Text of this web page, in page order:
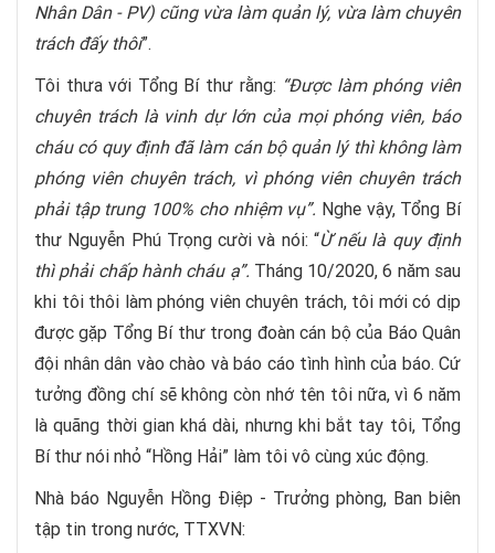
Nhân Dân - PV) cũng vừa làm quản lý, vừa làm chuyên
trách đấy thôi”.
Tôi thưa với Tổng Bí thư rằng: “Được làm phóng viên
chuyên trách là vinh dự lớn của mọi phóng viên, báo
cháu có quy định đã làm cán bộ quản lý thì không làm
phóng viên chuyên trách, vì phóng viên chuyên trách
phải tập trung 100% cho nhiệm vụ”. Nghe vậy, Tổng Bí
thư Nguyễn Phú Trọng cười và nói: “Ừ nếu là quy định
thì phải chấp hành cháu ạ”. Tháng 10/2020, 6 năm sau
khi tôi thôi làm phóng viên chuyên trách, tôi mới có dịp
được gặp Tổng Bí thư trong đoàn cán bộ của Báo Quân
đội nhân dân vào chào và báo cáo tình hình của báo. Cứ
tưởng đồng chí sẽ không còn nhớ tên tôi nữa, vì 6 năm
là quãng thời gian khá dài, nhưng khi bắt tay tôi, Tổng
Bí thư nói nhỏ “Hồng Hải” làm tôi vô cùng xúc động.
Nhà báo Nguyễn Hồng Điệp - Trưởng phòng, Ban biên
tập tin trong nước, TTXVN: